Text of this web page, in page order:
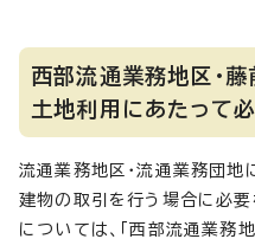
西部流通業務地区・
土地利用にあたって
流通業務地区・流通業務団地
建物の取引を行う場合に必要
については、「西部流通業務